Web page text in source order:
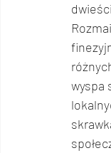
wyspa